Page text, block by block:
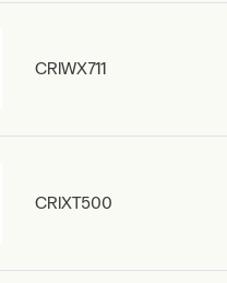
CRIWX711
CRIXT500